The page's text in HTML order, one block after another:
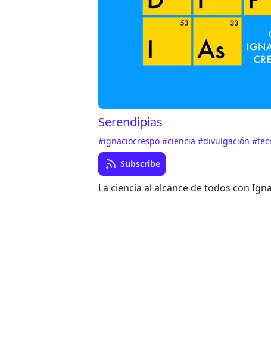
Serendipias
#ignaciocrespo#ciencia#divulgación
Subscribe
La ciencia al alcance de todos con